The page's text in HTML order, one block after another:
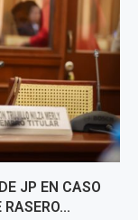
JP EN CASO